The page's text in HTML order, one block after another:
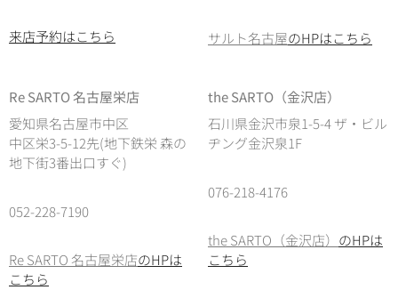
来店予約はこちら サルト名古屋のHPはこちら
Re SARTO 名古屋栄店
愛知県名古屋市中区
中区栄3-5-12先(地下鉄栄 森の
地下街3番出口すぐ)
052-228-7190
Re SARTO 名古屋栄店のHPは
こちら
the SARTO（金沢店）
石川県金沢市泉1-5-4 ザ・ビル
ヂング金沢泉1F
076-218-4176
the SARTO（金沢店） のHPは
こちら